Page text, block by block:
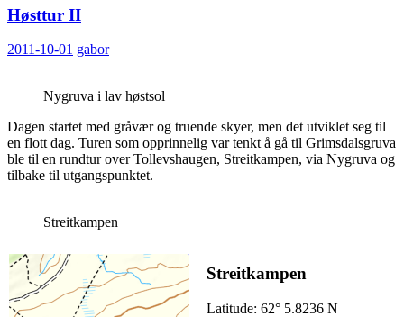
Høsttur II
2011-10-01 gabor
Nygruva i lav høstsol
Dagen startet med gråvær og truende skyer, men det utviklet seg til
en flott dag. Turen som opprinnelig var tenkt å gå til Grimsdalsgruva
ble til en rundtur over Tollevshaugen, Streitkampen, via Nygruva og
tilbake til utgangspunktet.
Streitkampen
Streitkampen
Latitude: 62° 5.8236 N